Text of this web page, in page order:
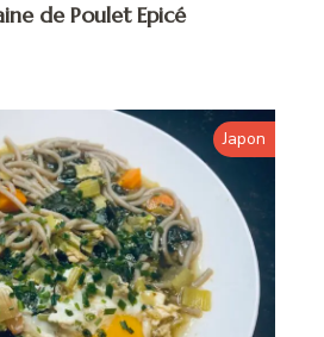
de Poulet Epicé
Japon